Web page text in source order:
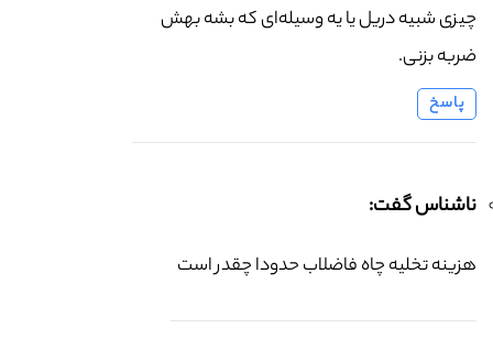
چیزی شبیه دریل یا یه وسیله‌ای که بشه بهش
ضربه بزنی.
پاسخ
ناشناس گفت:
هزینه تخلیه چاه فاضلاب حدودا چقدر است